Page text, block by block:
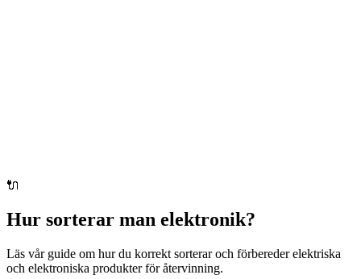
🔌
Hur sorterar man elektronik?
Läs vår guide om hur du korrekt sorterar och förberederelektriska
och elektroniska produkterför återvinning.